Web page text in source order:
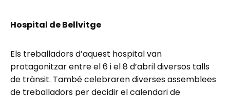
Hospital de Bellvitge
Els treballadors d’aquest hospital van
protagonitzar entre el 6 i el 8 d’abril diversos talls
de trànsit. També celebraren diverses assemblees
de treballadors per decidir el calendari de